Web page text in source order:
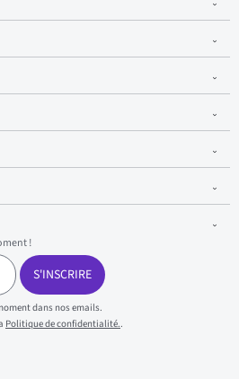
!
S'INSCRIRE
dans nos emails.
Politique de confidentialité..